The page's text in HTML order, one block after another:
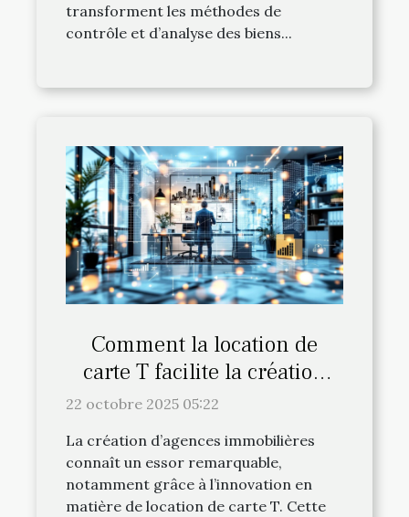
transforment les méthodes de
contrôle et d’analyse des biens...
Comment la location de
carte T facilite la création
d'agences immobilières ?
22 octobre 2025 05:22
La création d’agences immobilières
connaît un essor remarquable,
notamment grâce à l’innovation en
matière de location de carte T. Cette